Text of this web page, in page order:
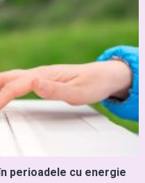
perioadele cu energie